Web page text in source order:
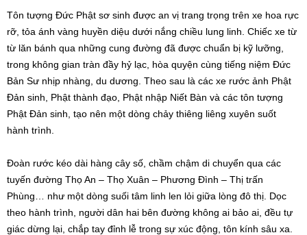
Tôn tượng Đức Phật sơ sinh được an vị trang trọng trên xe hoa rực
rỡ, tỏa ánh vàng huyền diệu dưới nắng chiều lung linh. Chiếc xe từ
từ lăn bánh qua những cung đường đã được chuẩn bị kỹ lưỡng,
trong không gian tràn đầy hỷ lạc, hòa quyện cùng tiếng niệm Đức
Bản Sư nhịp nhàng, du dương. Theo sau là các xe rước ảnh Phật
Đản sinh, Phật thành đạo, Phật nhập Niết Bàn và các tôn tượng
Phật Đản sinh, tạo nên một dòng chảy thiêng liêng xuyên suốt
hành trình.
Đoàn rước kéo dài hàng cây số, chầm chậm di chuyển qua các
tuyến đường Thọ An – Thọ Xuân – Phương Đình – Thị trấn
Phùng… như một dòng suối tâm linh len lỏi giữa lòng đô thị. Dọc
theo hành trình, người dân hai bên đường không ai bảo ai, đều tự
giác dừng lại, chắp tay đỉnh lễ trong sự xúc động, tôn kính sâu xa.